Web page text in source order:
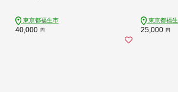
東京都福生市
40,000 円
東京都福
25,000 円